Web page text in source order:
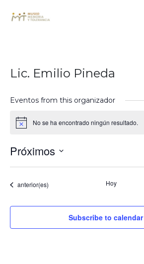
Lic. Emilio Pineda
Eventos from this organizador
Notice No se ha encontrado ningún resultado.
Próximos
Seleccionar
Eventos
anterior(es) Hoy
Subscribe to calendar